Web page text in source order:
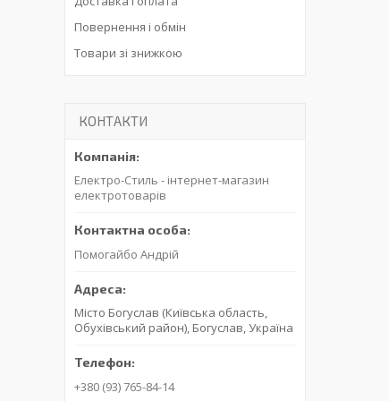
Повернення і обмін
Товари зі знижкою
КОНТАКТИ
Електро-Стиль - інтернет-магазин
електротоварів
Помогайбо Андрій
Місто Богуслав (Київська область,
Обухівський район), Богуслав, Україна
+380 (93) 765-84-14